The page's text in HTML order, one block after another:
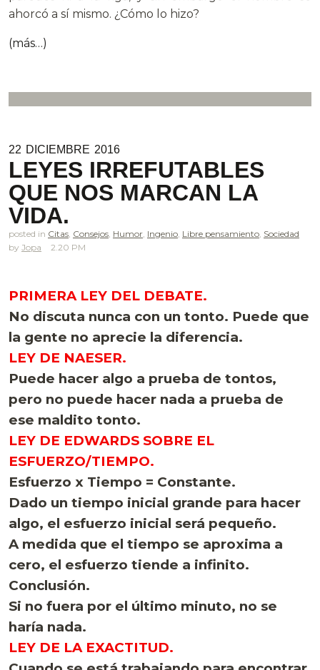
ahorcó a sí mismo. ¿Cómo lo hizo?
(más…)
22 DICIEMBRE 2016
LEYES IRREFUTABLES
QUE NOS MARCAN LA
VIDA.
posted in Citas Consejos Humor Ingenio Libre pensamiento Sociedad
Jopa
2.20 PM
PRIMERA LEY DEL DEBATE.
No discuta nunca con un tonto. Puede que
la gente no aprecie la diferencia.
LEY DE NAESER.
Puede hacer algo a prueba de tontos,
pero no puede hacer nada a prueba de
ese maldito tonto.
LEY DE EDWARDS SOBRE EL
ESFUERZO/TIEMPO.
Esfuerzo x Tiempo = Constante.
Dado un tiempo inicial grande para hacer
algo, el esfuerzo inicial será pequeño.
A medida que el tiempo se aproxima a
cero, el esfuerzo tiende a infinito.
Conclusión.
Si no fuera por el último minuto, no se
haría nada.
LEY DE LA EXACTITUD.